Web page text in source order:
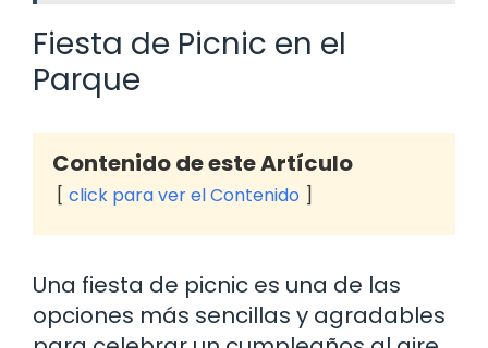
Fiesta de Picnic en el
Parque
Contenido de este Artículo
click para ver el Contenido
Una fiesta de picnic es una de las
opciones más sencillas y agradables